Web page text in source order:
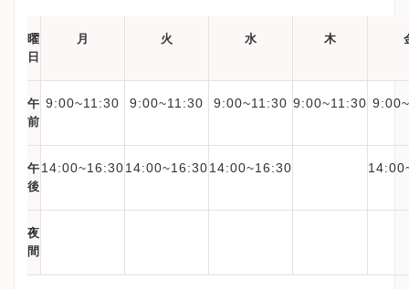
曜
日
月 火 水 木
午
前
9:00~11:30 9:00~11:30 9:00~11:30 9:00~11:30
午
後
14:00~16:3014:00~16:3014:00~16:30
夜
間